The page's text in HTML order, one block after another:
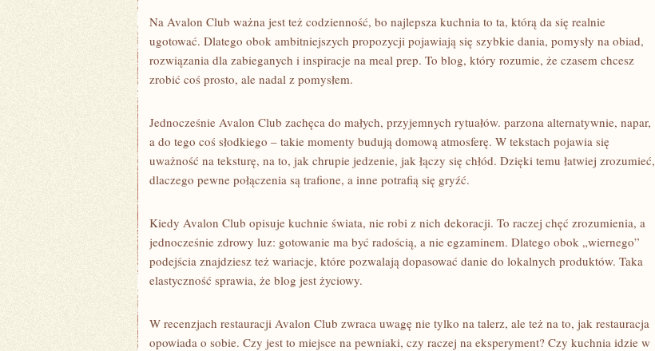
Na Avalon Club ważna jest też codzienność, bo najlepsza kuchnia to ta, którą da się realnie
ugotować. Dlatego obok ambitniejszych propozycji pojawiają się szybkie dania, pomysły na obiad,
rozwiązania dla zabieganych i inspiracje na meal prep. To blog, który rozumie, że czasem chcesz
zrobić coś prosto, ale nadal z pomysłem.
Jednocześnie Avalon Club zachęca do małych, przyjemnych rytuałów. parzona alternatywnie, napar,
a do tego coś słodkiego – takie momenty budują domową atmosferę. W tekstach pojawia się
uważność na teksturę, na to, jak chrupie jedzenie, jak łączy się chłód. Dzięki temu łatwiej zrozumieć,
dlaczego pewne połączenia są trafione, a inne potrafią się gryźć.
Kiedy Avalon Club opisuje kuchnie świata, nie robi z nich dekoracji. To raczej chęć zrozumienia, a
jednocześnie zdrowy luz: gotowanie ma być radością, a nie egzaminem. Dlatego obok „wiernego”
podejścia znajdziesz też wariacje, które pozwalają dopasować danie do lokalnych produktów. Taka
elastyczność sprawia, że blog jest życiowy.
W recenzjach restauracji Avalon Club zwraca uwagę nie tylko na talerz, ale też na to, jak restauracja
opowiada o sobie. Czy jest to miejsce na pewniaki, czy raczej na eksperyment? Czy kuchnia idzie w